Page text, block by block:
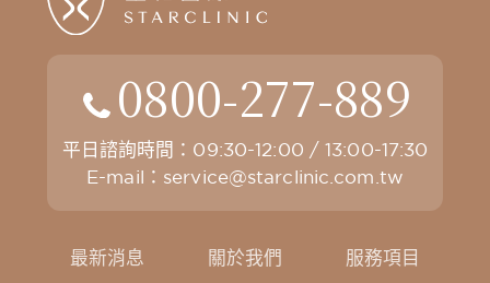
0800-277-889
平日諮詢時間：09:30-12:00 / 13:00-17:30
E-mail： service@starclinic.com.tw
最新消息 關於我們 服務項目